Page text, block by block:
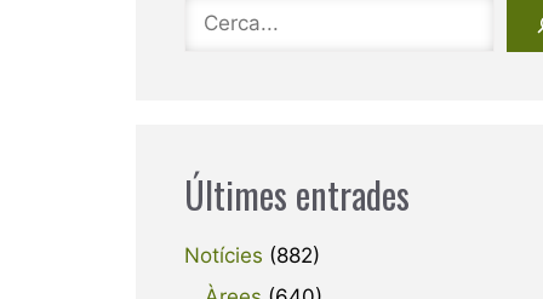
Cerca
Últimes entrades
Notícies (882)